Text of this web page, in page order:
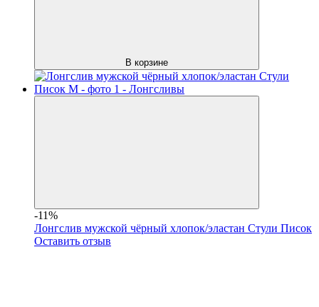
В корзине
-11%
Лонгслив мужской чёрный хлопок/эластан Стули Писок
Оставить отзыв